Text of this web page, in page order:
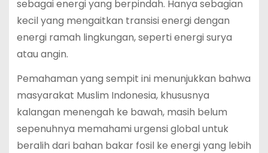
sebagai energi yang berpindah. Hanya sebagian
kecil yang mengaitkan transisi energi dengan
energi ramah lingkungan, seperti energi surya
atau angin.
Pemahaman yang sempit ini menunjukkan bahwa
masyarakat Muslim Indonesia, khususnya
kalangan menengah ke bawah, masih belum
sepenuhnya memahami urgensi global untuk
beralih dari bahan bakar fosil ke energi yang lebih